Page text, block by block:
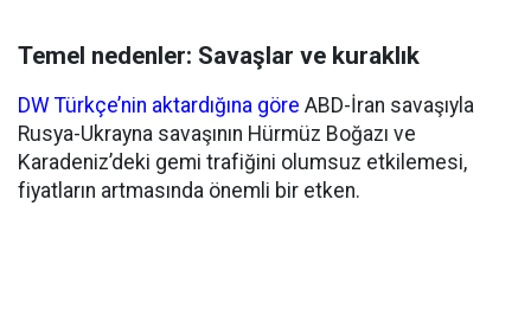
Temel nedenler: Savaşlar ve kuraklık
DW Türkçe’nin aktardığına göre ABD-İran savaşıyla
Rusya-Ukrayna savaşının Hürmüz Boğazı ve
Karadeniz’deki gemi trafiğini olumsuz etkilemesi,
fiyatların artmasında önemli bir etken.